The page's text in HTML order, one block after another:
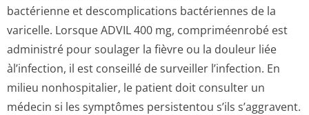
bactérienne et descomplications bactériennes de la
varicelle. Lorsque ADVIL 400 mg, compriméenrobé est
administré pour soulager la fièvre ou la douleur liée
àl’infection, il est conseillé de surveiller l’infection. En
milieu nonhospitalier, le patient doit consulter un
médecin si les symptômes persistentou s’ils s’aggravent.